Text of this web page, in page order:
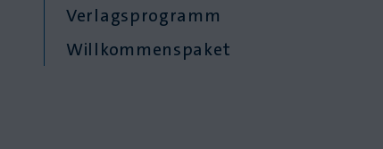
Verlagsprogramm
Willkommenspaket